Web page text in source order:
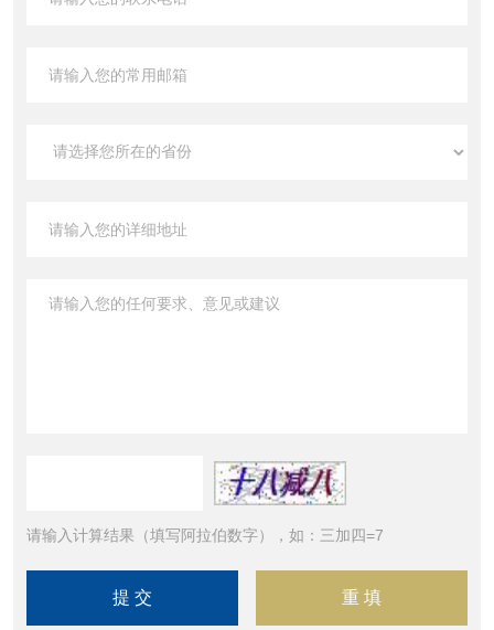
请输入计算结果（填写阿拉伯数字），如：三加四=7